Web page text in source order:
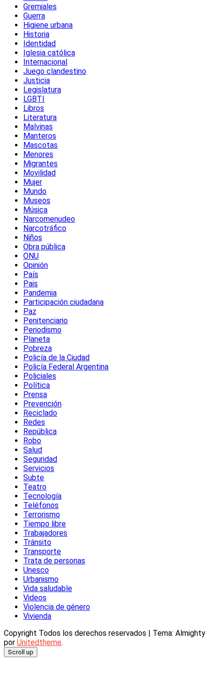
Gremiales
Guerra
Higiene urbana
Historia
Identidad
Iglesia católica
Internacional
Juego clandestino
Justicia
Legislatura
LGBTI
Libros
Literatura
Malvinas
Manteros
Mascotas
Menores
Migrantes
Movilidad
Mujer
Mundo
Museos
Música
Narcomenudeo
Narcotráfico
Niños
Obra pública
ONU
Opinión
País
Pais
Pandemia
Participación ciudadana
Paz
Penitenciario
Periodismo
Planeta
Pobreza
Policía de la Ciudad
Policía Federal Argentina
Policiales
Política
Prensa
Prevención
Reciclado
Redes
República
Robo
Salud
Seguridad
Servicios
Subte
Teatro
Tecnología
Teléfonos
Terrorismo
Tiempo libre
Trabajadores
Tránsito
Transporte
Trata de personas
Unesco
Urbanismo
Vida saludable
Videos
Violencia de género
Vivienda
Copyright Todos los derechos reservados | Tema: Almighty
por Unitedtheme.
Scroll up